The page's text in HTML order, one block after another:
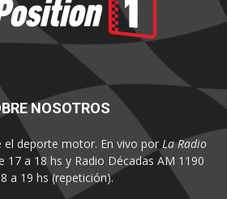
NOSOTROS
el deporte motor. En vivo por La Radio
17 a 18 hs y Radio Décadas AM 1190
a 19 hs (repetición).